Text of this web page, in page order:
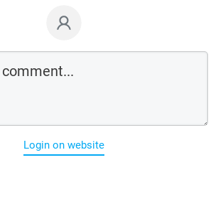
Login on website